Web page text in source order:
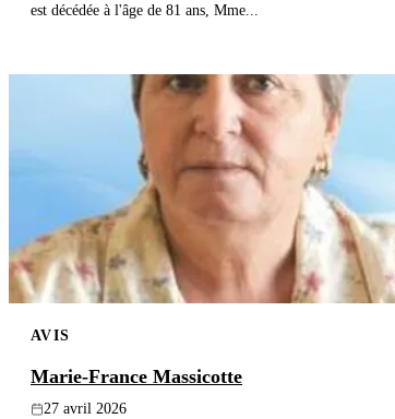
est décédée à l'âge de 81 ans, Mme...
AVIS
Marie-France Massicotte
27 avril 2026